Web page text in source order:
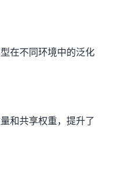
在不同环境中的泛化
和共享权重，提升了